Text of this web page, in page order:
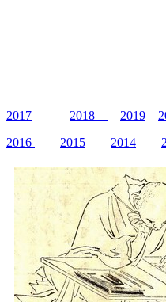
もし「お前何を言
2017 2018 2019
2016
2015 2014